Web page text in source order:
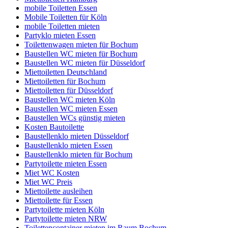
mobile Toiletten Essen
Mobile Toiletten für Köln
mobile Toiletten mieten
Partyklo mieten Essen
Toilettenwagen mieten für Bochum
Baustellen WC mieten für Bochum
Baustellen WC mieten für Düsseldorf
Miettoiletten Deutschland
Miettoiletten für Bochum
Miettoiletten für Düsseldorf
Baustellen WC mieten Köln
Baustellen WC mieten Essen
Baustellen WCs günstig mieten
Kosten Bautoilette
Baustellenklo mieten Düsseldorf
Baustellenklo mieten Essen
Baustellenklo mieten für Bochum
Partytoilette mieten Essen
Miet WC Kosten
Miet WC Preis
Miettoilette ausleihen
Miettoilette für Essen
Partytoilette mieten Köln
Partytoilette mieten NRW